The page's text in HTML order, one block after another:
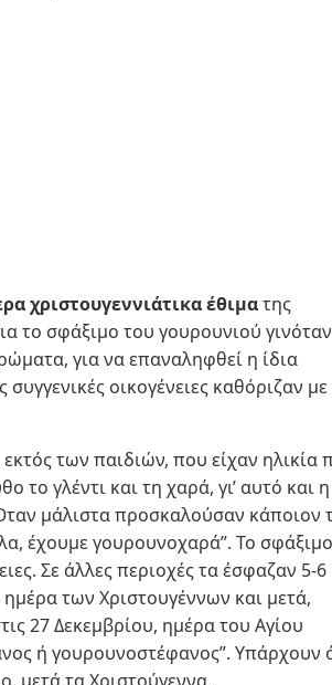
χριστουγεννιάτικα έθιματης
το σφάξιμο του γουρουνιού
για να επαναληφθεί η ίδια
οικογένειες καθόριζαν με
των παιδιών, που είχαν ηλικία
γλέντι και τη χαρά, γι’ αυτό και η
μάλιστα προσκαλούσαν κάποιον
έχουμε γουρουνοχαρά”. Το
Σε άλλες περιοχές τα έσφαζαν 5-6
των Χριστουγέννων και μετά,
27 Δεκεμβρίου, ημέρα του Αγίου
ή γουρουνοστέφανος”. Υπάρχουν